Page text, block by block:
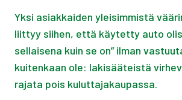
Yksi asiakkaiden yleisimmistä
liittyy siihen, että käytetty auto
sellaisena kuin se on” ilman
kuitenkaan ole: lakisääteistä
rajata pois kuluttajakaupassa.